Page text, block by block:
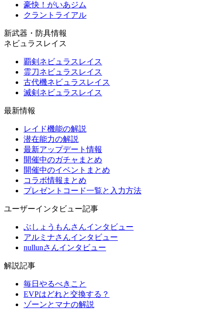
豪快！がいあジム
クラントライアル
新武器・防具情報
ネビュラスレイス
覇剣ネビュラスレイス
霊刀ネビュラスレイス
古代機ネビュラスレイス
滅剣ネビュラスレイス
最新情報
レイド機能の解説
潜在能力の解説
最新アップデート情報
開催中のガチャまとめ
開催中のイベントまとめ
コラボ情報まとめ
プレゼントコード一覧と入力方法
ユーザーインタビュー記事
ぶしょうもんさんインタビュー
アルミナさんインタビュー
nullunさんインタビュー
解説記事
毎日やるべきこと
EVPはどれと交換する？
ゾーンとマナの解説